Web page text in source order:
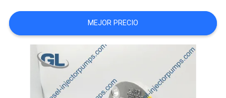
SOLICITAR
UNA
CITA
MEJOR PRECIO